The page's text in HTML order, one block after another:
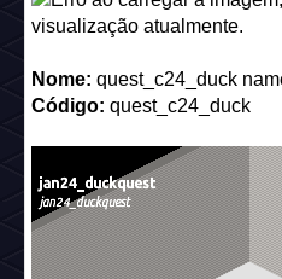
Nome:quest_c24_duck name